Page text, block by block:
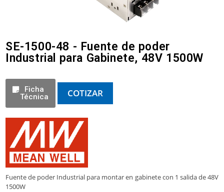
SE-1500-48 - Fuente de poder
Industrial para Gabinete, 48V 1500W
Ficha
Técnica
COTIZAR
Fuente de poder Industrial para montar en gabinete con 1 salida de 48V
1500W